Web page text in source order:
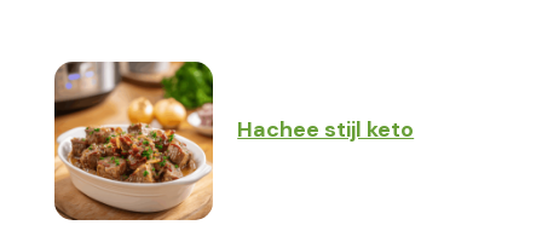
Hachee stijl keto